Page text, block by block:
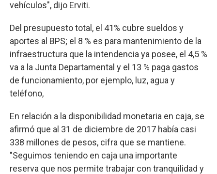
vehículos", dijo Erviti.
Del presupuesto total, el 41% cubre sueldos y
aportes al BPS; el 8 % es para mantenimiento de la
infraestructura que la intendencia ya posee, el 4,5 %
va a la Junta Departamental y el 13 % paga gastos
de funcionamiento, por ejemplo, luz, agua y
teléfono,
En relación a la disponibilidad monetaria en caja, se
afirmó que al 31 de diciembre de 2017 había casi
338 millones de pesos, cifra que se mantiene.
"Seguimos teniendo en caja una importante
reserva que nos permite trabajar con tranquilidad y